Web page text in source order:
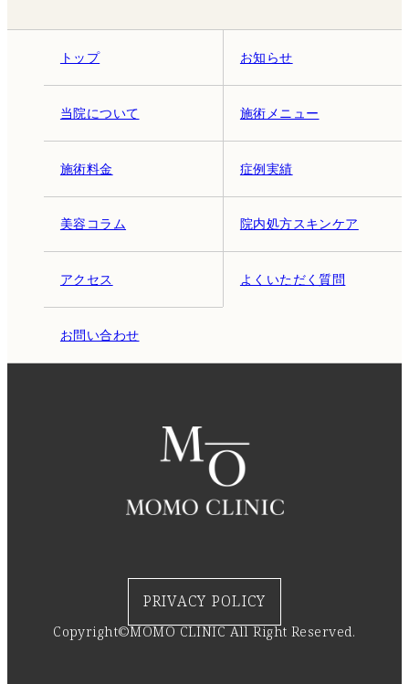
トップ お知らせ
当院について 施術メニュー
施術料金 症例実績
美容コラム 院内処方スキンケア
アクセス よくいただく質問
お問い合わせ
PRIVACY POLICY
Copyright©MOMO CLINIC All Right Reserved.